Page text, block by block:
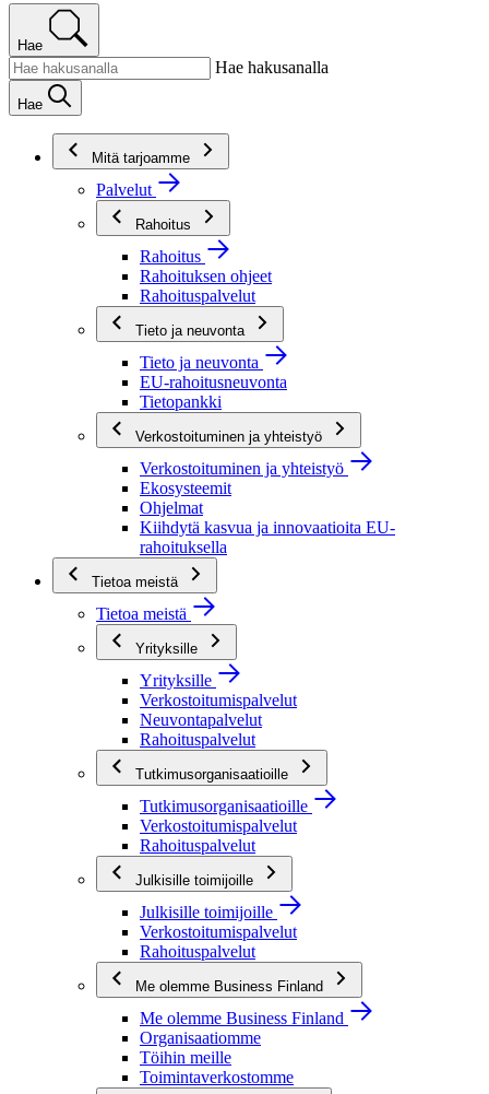
Hae
Hae hakusanalla
Hae
Mitä tarjoamme
Palvelut
Rahoitus
Rahoitus
Rahoituksen ohjeet
Rahoituspalvelut
Tieto ja neuvonta
Tieto ja neuvonta
EU-rahoitusneuvonta
Tietopankki
Verkostoituminen ja yhteistyö
Verkostoituminen ja yhteistyö
Ekosysteemit
Ohjelmat
Kiihdytä kasvua ja innovaatioita EU-
rahoituksella
Tietoa meistä
Tietoa meistä
Yrityksille
Yrityksille
Verkostoitumispalvelut
Neuvontapalvelut
Rahoituspalvelut
Tutkimusorganisaatioille
Tutkimusorganisaatioille
Verkostoitumispalvelut
Rahoituspalvelut
Julkisille toimijoille
Julkisille toimijoille
Verkostoitumispalvelut
Rahoituspalvelut
Me olemme Business Finland
Me olemme Business Finland
Organisaatiomme
Töihin meille
Toimintaverkostomme